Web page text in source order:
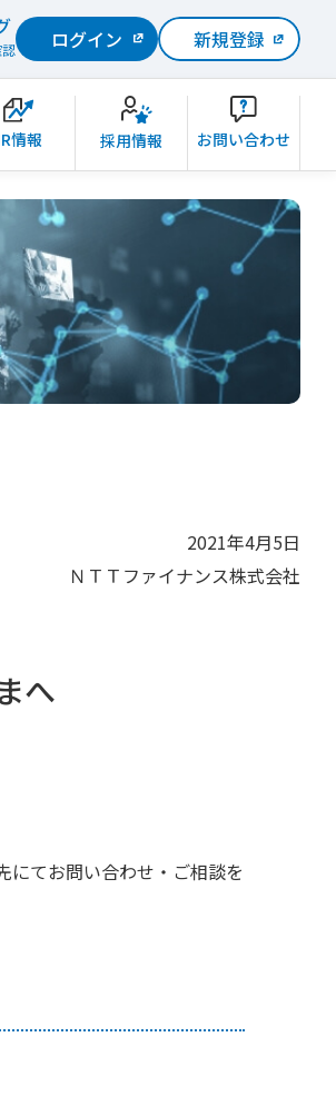
ログイン 新規登録
情報 採用情報 お問い合わせ
2021年4月5日
ＮＴＴファイナンス株式会社
へ
にてお問い合わせ・ご相談を